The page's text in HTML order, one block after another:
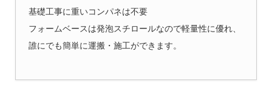
基礎工事に重いコンパネは不要
フォームベースは発泡スチロールなので軽量性に優れ、
誰にでも簡単に運搬・施工ができます。